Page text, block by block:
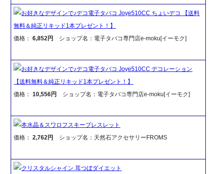
お好きなデザインで♪デコ電子タバコ Joye510CC ちょいデコ 【送料
無料＆純正リキッド1本プレゼント！】
価格：6,852円 ショップ名：電子タバコ専門店e-moku[イーモク]
お好きなデザインで♪デコ電子タバコ Joye510CC デコレーション
【送料無料＆純正リキッド1本プレゼント！】
価格：10,556円 ショップ名：電子タバコ専門店e-moku[イーモク]
本水晶＆スワロフスキーブレスレット
価格：2,762円 ショップ名：天然石アクセサリーFROMS
クリスタルシャイン 耳つぼダイエット